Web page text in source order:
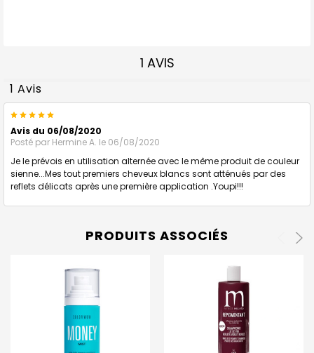
1 AVIS
1 Avis
5
Avis du 06/08/2020
Posté par Hermine A. le 06/08/2020
Je le prévois en utilisation alternée avec le même produit de couleur
sienne...Mes tout premiers cheveux blancs sont atténués par des
reflets délicats après une première application .Youpi!!!
PRODUITS ASSOCIÉS